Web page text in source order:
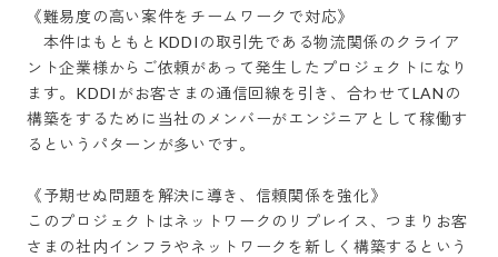
《難易度の高い案件をチームワークで対応》
本件はもともとKDDIの取引先である物流関係のクライア
ント企業様からご依頼があって発生したプロジェクトになり
ます。KDDIがお客さまの通信回線を引き、合わせてLANの
構築をするために当社のメンバーがエンジニアとして稼働す
るというパターンが多いです。
《予期せぬ問題を解決に導き、信頼関係を強化》
このプロジェクトはネットワークのリプレイス、つまりお客
さまの社内インフラやネットワークを新しく構築するという